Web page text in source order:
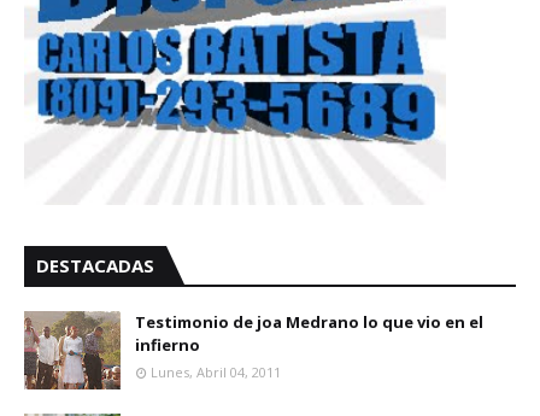
DESTACADAS
Testimonio de joa Medrano lo que vio en el
infierno
Lunes, Abril 04, 2011